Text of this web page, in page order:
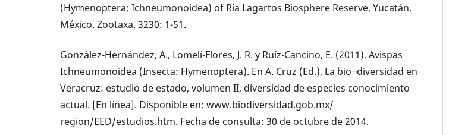
(Hymenoptera: Ichneumonoidea) of Ría Lagartos Biosphere Reserve, Yucatán,
México. Zootaxa. 3230: 1-51.
González-Hernández, A., Lomelí-Flores, J. R. y Ruíz-Cancino, E. (2011). Avispas
Ichneumonoidea (Insecta: Hymenoptera). En A. Cruz (Ed.), La bio¬diversidad en
Veracruz: estudio de estado, volumen II, diversidad de especies conocimiento
actual. [En línea]. Disponible en: www.biodiversidad.gob.mx/
region/EED/estudios.htm. Fecha de consulta: 30 de octubre de 2014.